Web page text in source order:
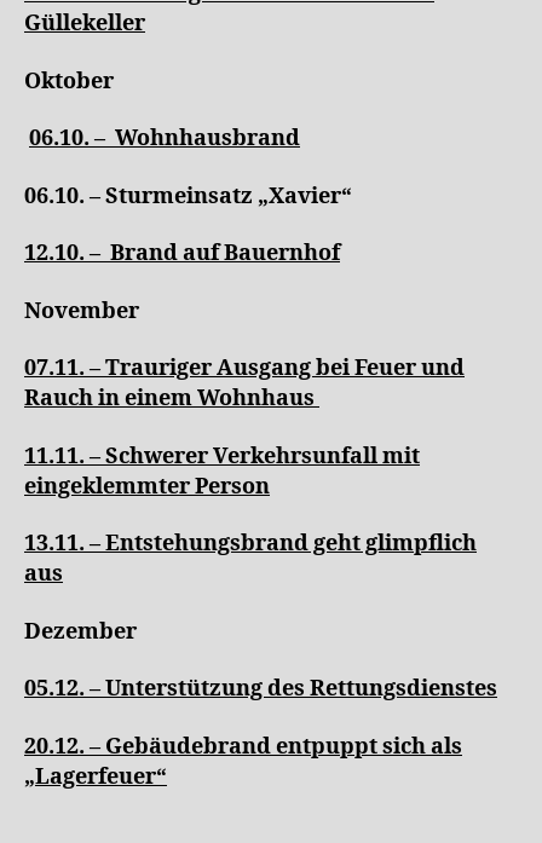
Güllekeller
Oktober
06.10. – Wohnhausbrand
06.10. – Sturmeinsatz „Xavier“
12.10. – Brand auf Bauernhof
November
07.11. – Trauriger Ausgang bei Feuer und
Rauch in einem Wohnhaus
11.11. – Schwerer Verkehrsunfall mit
eingeklemmter Person
13.11. – Entstehungsbrand geht glimpflich
aus
Dezember
05.12. – Unterstützung des Rettungsdienstes
20.12. – Gebäudebrand entpuppt sich als
„Lagerfeuer“